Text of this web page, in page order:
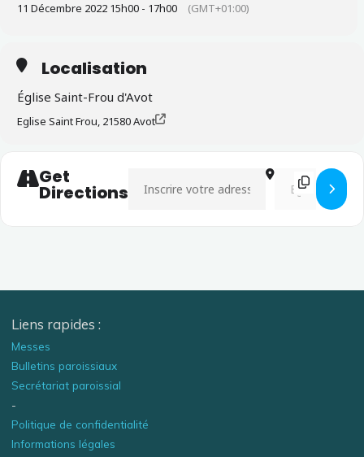
11 Décembre 2022 15h00 - 17h00 (GMT+01:00)
Localisation
Église Saint-Frou d'Avot
Eglise Saint Frou, 21580 Avot
Get
Directions
Address - Concert de l'ensemble vocal
Destination
Liens rapides :
Messes
Bulletins paroissiaux
Secrétariat paroissial
-
Politique de confidentialité
Informations légales